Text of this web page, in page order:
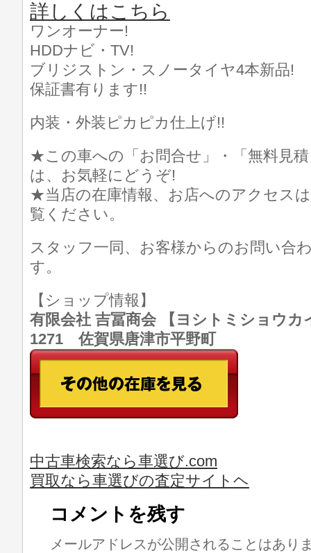
詳しくはこちら
ワンオーナー!
HDDナビ・TV!
ブリジストン・スノータイヤ4本新品!
保証書有ります!!
内装・外装ピカピカ仕上げ!!
★この車への「お問合せ」・「無料見
は、お気軽にどうぞ!
★当店の在庫情報、お店へのアクセス
覧ください。
スタッフ一同、お客様からのお問い合
す。
【ショップ情報】
有限会社 吉冨商会 【ヨシトミショウ
1271 佐賀県唐津市平野町
中古車検索なら車選び.com
買取なら車選びの査定サイトヘ
コメントを残す
メールアドレスが公開されることはあり